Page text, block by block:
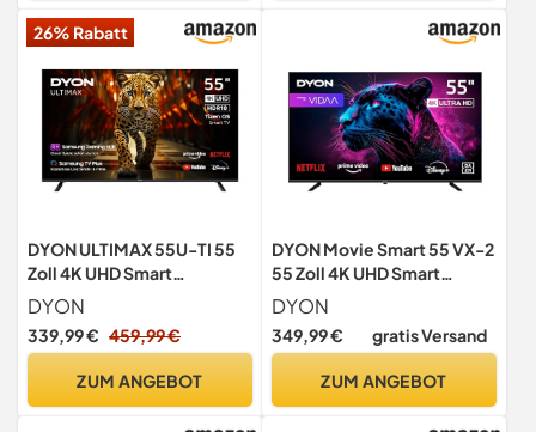
26% Rabatt
DYON ULTIMAX 55U-TI 55
Zoll 4K UHD Smart
Fernseher mit HDR10
DYON
339,99 € 459,99 €
ZUM ANGEBOT
DYON Movie Smart 55 VX-2
55 Zoll 4K UHD Smart
Fernseher mit HDR10
DYON
349,99 € gratis Versand
ZUM ANGEBOT